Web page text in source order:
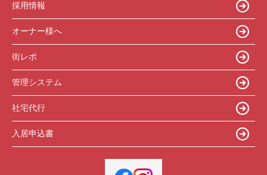
採用情報
オーナー様へ
街レポ
管理システム
社宅代行
入居申込書